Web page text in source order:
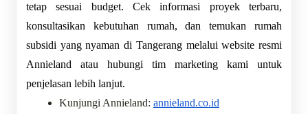
tetap sesuai budget. Cek informasi proyek terbaru,
konsultasikan kebutuhan rumah, dan temukan rumah
subsidi yang nyaman di Tangerang melalui website resmi
Annieland atau hubungi tim marketing kami untuk
penjelasan lebih lanjut.
Kunjungi Annieland: annieland.co.id